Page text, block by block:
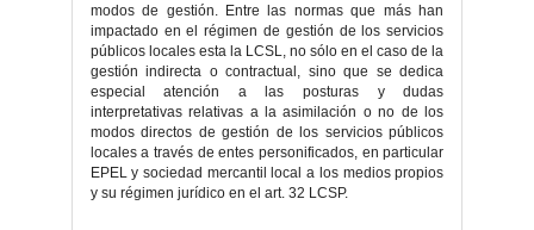
modos de gestión. Entre las normas que más han
impactado en el régimen de gestión de los servicios
públicos locales esta la LCSL, no sólo en el caso de la
gestión indirecta o contractual, sino que se dedica
especial atención a las posturas y dudas
interpretativas relativas a la asimilación o no de los
modos directos de gestión de los servicios públicos
locales a través de entes personificados, en particular
EPEL y sociedad mercantil local a los medios propios
y su régimen jurídico en el art. 32 LCSP.